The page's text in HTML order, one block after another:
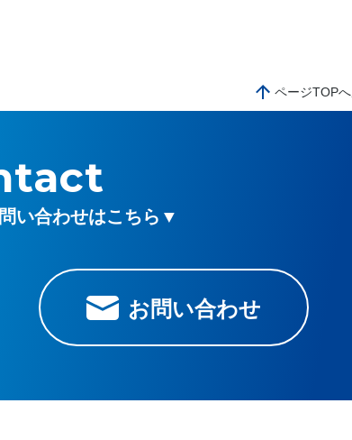
ページTOP
い合わせはこちら▼
お問い合わせ